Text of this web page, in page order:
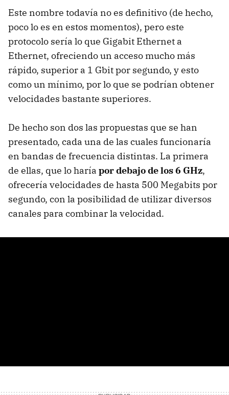
Este nombre todavía no es definitivo (de hecho,
poco lo es en estos momentos), pero este
protocolo sería lo que Gigabit Ethernet a
Ethernet, ofreciendo un acceso mucho más
rápido, superior a 1 Gbit por segundo, y esto
como un mínimo, por lo que se podrían obtener
velocidades bastante superiores.
De hecho son dos las propuestas que se han
presentado, cada una de las cuales funcionaría
en bandas de frecuencia distintas. La primera
de ellas, que lo haría por debajo de los 6 GHz,
ofrecería velocidades de hasta 500 Megabits por
segundo, con la posibilidad de utilizar diversos
canales para combinar la velocidad.